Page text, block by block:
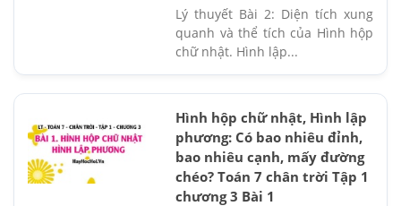
Lý thuyết Bài 2: Diện tích xung
quanh và thể tích của Hình hộp
chữ nhật. Hình lập...
Hình hộp chữ nhật, Hình lập
phương: Có bao nhiêu đỉnh,
bao nhiêu cạnh, mấy đường
chéo? Toán 7 chân trời Tập 1
chương 3 Bài 1